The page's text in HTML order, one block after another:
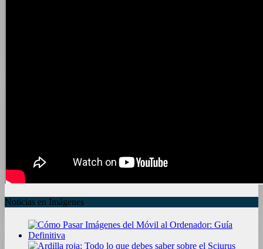
Noticias en Imágenes